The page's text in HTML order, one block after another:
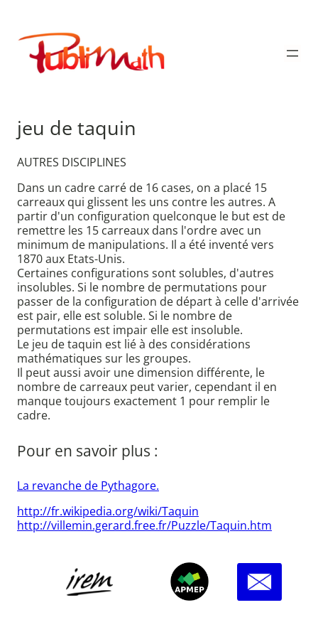
contenu
Publimath
jeu de taquin
AUTRES DISCIPLINES
Dans un cadre carré de 16 cases, on a placé 15
carreaux qui glissent les uns contre les autres. A
partir d'un configuration quelconque le but est de
remettre les 15 carreaux dans l'ordre avec un
minimum de manipulations. Il a été inventé vers
1870 aux Etats-Unis.
Certaines configurations sont solubles, d'autres
insolubles. Si le nombre de permutations pour
passer de la configuration de départ à celle d'arrivée
est pair, elle est soluble. Si le nombre de
permutations est impair elle est insoluble.
Le jeu de taquin est lié à des considérations
mathématiques sur les groupes.
Il peut aussi avoir une dimension différente, le
nombre de carreaux peut varier, cependant il en
manque toujours exactement 1 pour remplir le
cadre.
Pour en savoir plus :
La revanche de Pythagore.
http://fr.wikipedia.org/wiki/Taquin
http://villemin.gerard.free.fr/Puzzle/Taquin.htm